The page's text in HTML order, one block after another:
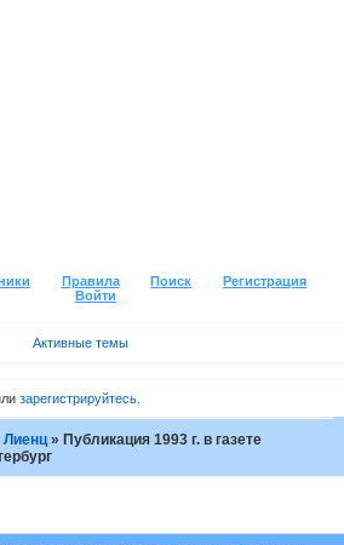
Правила Поиск
Регистрация
Войти
Активные темы
зарегистрируйтесь.
Лиенц »Публикация 1993 г. в газете